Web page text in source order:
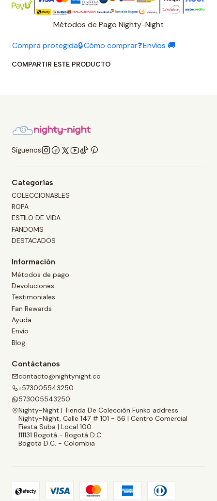
Métodos de Pago Nighty-Night
Compra protegida🔒Cómo comprar❓Envíos 🚚
COMPARTIR ESTE PRODUCTO
Síguenos
Categorías
COLECCIONABLES
ROPA
ESTILO DE VIDA
FANDOMS
DESTACADOS
Información
Métodos de pago
Devoluciones
Testimoniales
Fan Rewards
Ayuda
Envío
Blog
Contáctanos
contacto@nightynight.co
+573005543250
573005543250
Nighty-Night | Tienda De Colección Funko address
Nighty-Night, Calle 147 # 101 - 56 | Centro Comercial
Fiesta Suba | Local 100
111131 Bogotá - Bogotá D.C.
Bogota D.C. - Colombia